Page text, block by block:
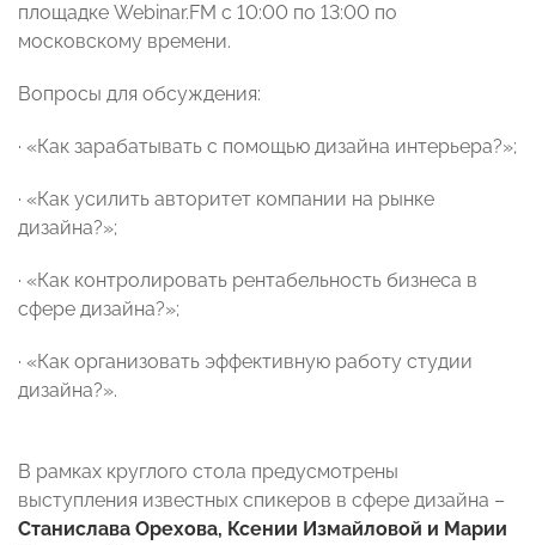
площадке Webinar.FM с 10:00 по 13:00 по
московскому времени.
Вопросы для обсуждения:
· «Как зарабатывать с помощью дизайна интерьера?»;
· «Как усилить авторитет компании на рынке
дизайна?»;
· «Как контролировать рентабельность бизнеса в
сфере дизайна?»;
· «Как организовать эффективную работу студии
дизайна?».
В рамках круглого стола предусмотрены
выступления известных спикеров в сфере дизайна –
Станислава Орехова, Ксении Измайловой и Марии